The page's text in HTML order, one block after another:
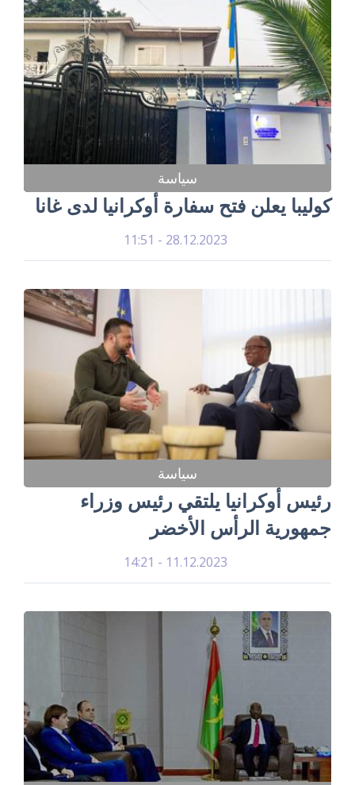
سياسة
كوليبا يعلن فتح سفارة أوكرانيا لدى غانا
28.12.2023 - 11:51
سياسة
رئيس أوكرانيا يلتقي رئيس وزراء
جمهورية الرأس الأخضر
11.12.2023 - 14:21